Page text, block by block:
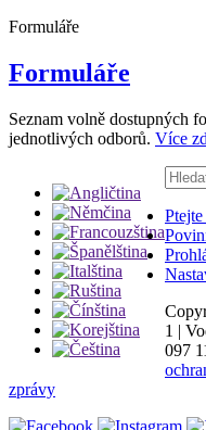
Formuláře
Formuláře
Seznam volně dostupných
jednotlivých odborů. Více
Ptejte
1 |
097
zprávy